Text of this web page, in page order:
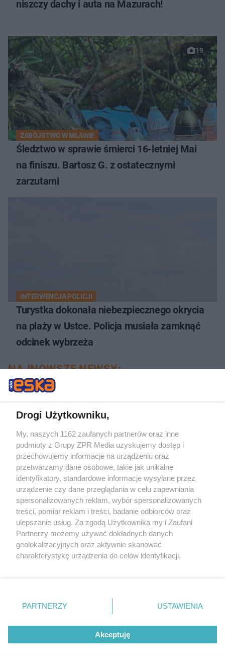
niszczy dachy i auta na Mazurach!
19
ZABÓJSTWO W MŁAWIE
Śledztwo w sprawie śmierci 16-letniej Mai
na finiszu. Bartosz G. z ostatecznymi
zarzutami
INTERWENCJA POLICJI
Turystka dokonała niebezpiecznego okrycia
na plaży w Ustce. Policja musiała zamknąć
odcinek wybrzeża
NAJNOWSZE NEWSY:
TENIS
Iga Świątek poznała kolejną
rywalkę w WTA Toronto. Czy
Polka zrewanżuje się za
Drogi Użytkowniku,
My, naszych 1162 zaufanych partnerów oraz inne
podmioty z Grupy ZPR Media uzyskujemy dostęp i
przechowujemy informacje na urządzeniu oraz
przetwarzamy dane osobowe, takie jak unikalne
identyfikatory, standardowe informacje wysyłane przez
urządzenie czy dane przeglądania w celu zapewniania
spersonalizowanych reklam, wybór spersonalizowanych
treści, pomiar reklam i treści, badanie odbiorców oraz
ulepszanie usług. Za zgodą Użytkownika my i Zaufani
Partnerzy możemy używać dokładnych danych
geolokalizacyjnych oraz aktywnie skanować
charakterystykę urządzenia do celów identyfikacji.
zmienić/wycofać klikając przycisk ustawień prywatności
znajdujący się w lewym dolnym rogu strony
rodzaje przetwarzania danych nie wymagają zgody
użytkownika, ale masz prawo sprzeciwić się takiemu
przetwarzaniu. Preferencje będą miały zastosowanie tylko
PARTNERZY USTAWIENIA
Akceptuję